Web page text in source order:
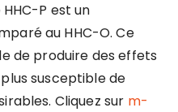
P est un
au HHC-O. Ce
de produire des effets
susceptible de
Cliquez sur m-